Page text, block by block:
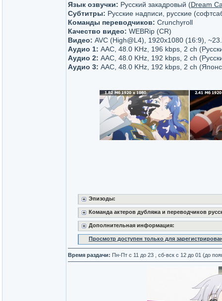
Язык озвучки: Русский закадровый (Dream
Субтитры: Русские надписи, русские
Команды переводчиков: Crunchyroll
Качество видео: WEBRip (CR)
Видео: AVC (High@L4), 1920x1080 (16:9),
Аудио 1: AAC, 48.0 KHz, 196 kbps, 2 ch
Аудио 2: AAC, 48.0 KHz, 192 kbps, 2 ch
Аудио 3: AAC, 48.0 KHz, 192 kbps, 2 ch
Эпизоды:
Команда актеров дубляжа и переводчиков
Дополнительная информация:
Просмотр доступен только для
Время раздачи: Пн-Пт с 11 до 23 , сб-вск с 12 до 01 (до